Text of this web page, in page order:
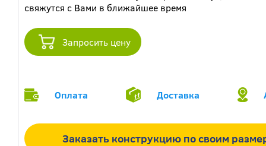
свяжутся с Вами в ближайшее время
Запросить цену
Оплата Доставка
Заказать конструкцию по своим